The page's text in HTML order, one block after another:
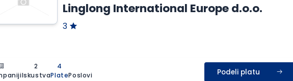
Linglong International Europe d.o.o.
3
2
Iskustva
4
PlatePoslovi Podeli platu